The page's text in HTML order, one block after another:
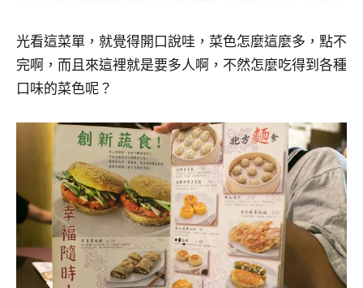
光看這菜單，就覺得開口說哇，菜色怎麼這麼多，點不
完啊，而且來這裡就是要多人啊，不然怎麼吃得到各種
口味的菜色呢？